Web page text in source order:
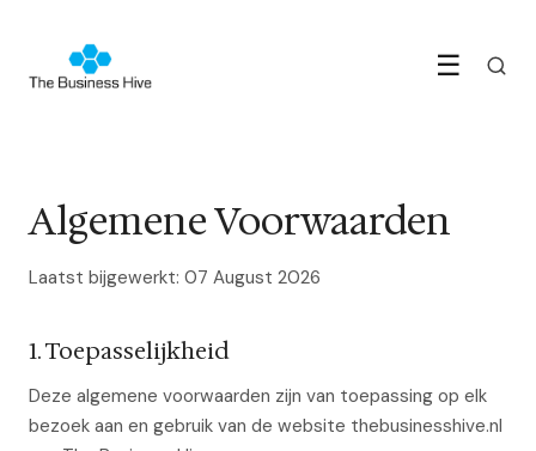
☰
Algemene Voorwaarden
Laatst bijgewerkt: 07 August 2026
1. Toepasselijkheid
Deze algemene voorwaarden zijn van toepassing op elk
bezoek aan en gebruik van de website thebusinesshive.nl